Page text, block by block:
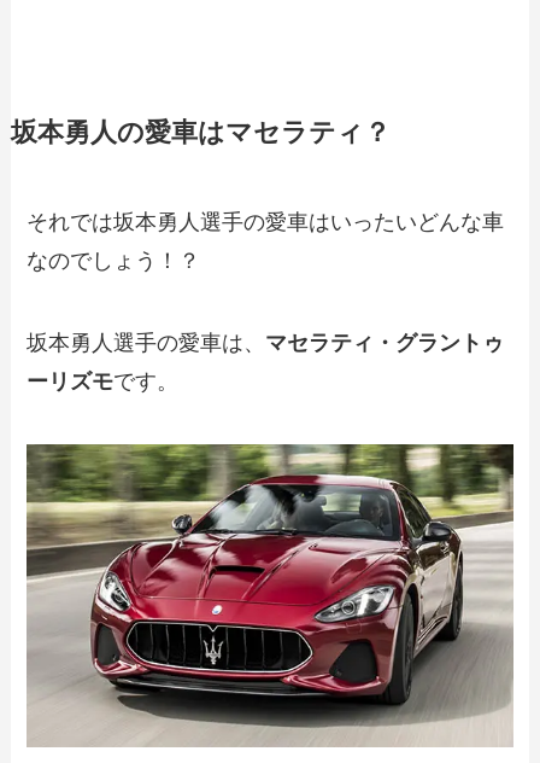
坂本勇人の愛車はマセラティ？
それでは坂本勇人選手の愛車はいったいどんな車
なのでしょう！？
坂本勇人選手の愛車は、 マセラティ ・ グラントゥ
ーリズモです。